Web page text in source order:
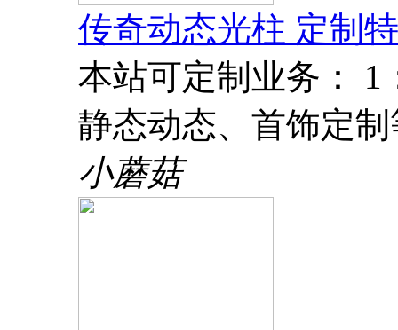
传奇动态光柱 定制
本站可定制业务： 1
静态动态、首饰定
小蘑菇